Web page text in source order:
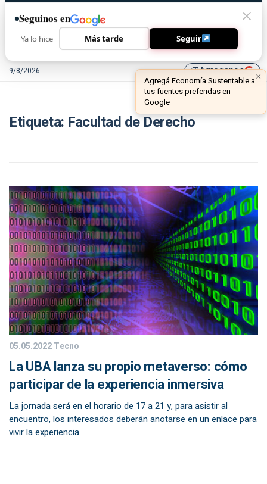
9/8/2026 library_addAgreganos ×
Agregá Economía Sustentable a
tus fuentes preferidas en
Google
Etiqueta: Facultad de Derecho
05.05.2022Tecno
La UBA lanza su propio metaverso: cómo
participar de la experiencia inmersiva
La jornada será en el horario de 17 a 21 y, para asistir al
encuentro, los interesados deberán anotarse en un enlace para
vivir la experiencia.
Seguinos en
Ya lo hice Más tarde Seguir